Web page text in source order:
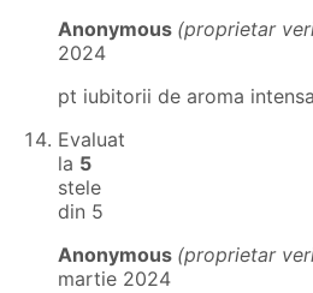
Anonymous (proprietar
2024
pt iubitorii de aroma
Evaluat
la 5
stele
din 5
Anonymous (proprietar
martie 2024